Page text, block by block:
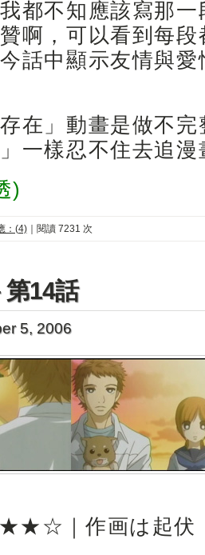
都不知應該寫那
啊，可以看到每
話中顯示友情與
在」動畫是做不
一樣忍不住去追漫
)
：(4)｜閱讀 7231 次
第14話
5, 2006
｜作画は起伏